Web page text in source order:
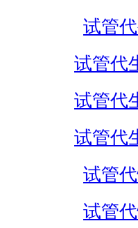
试管
试管代
试管代
试管代
试管
试管